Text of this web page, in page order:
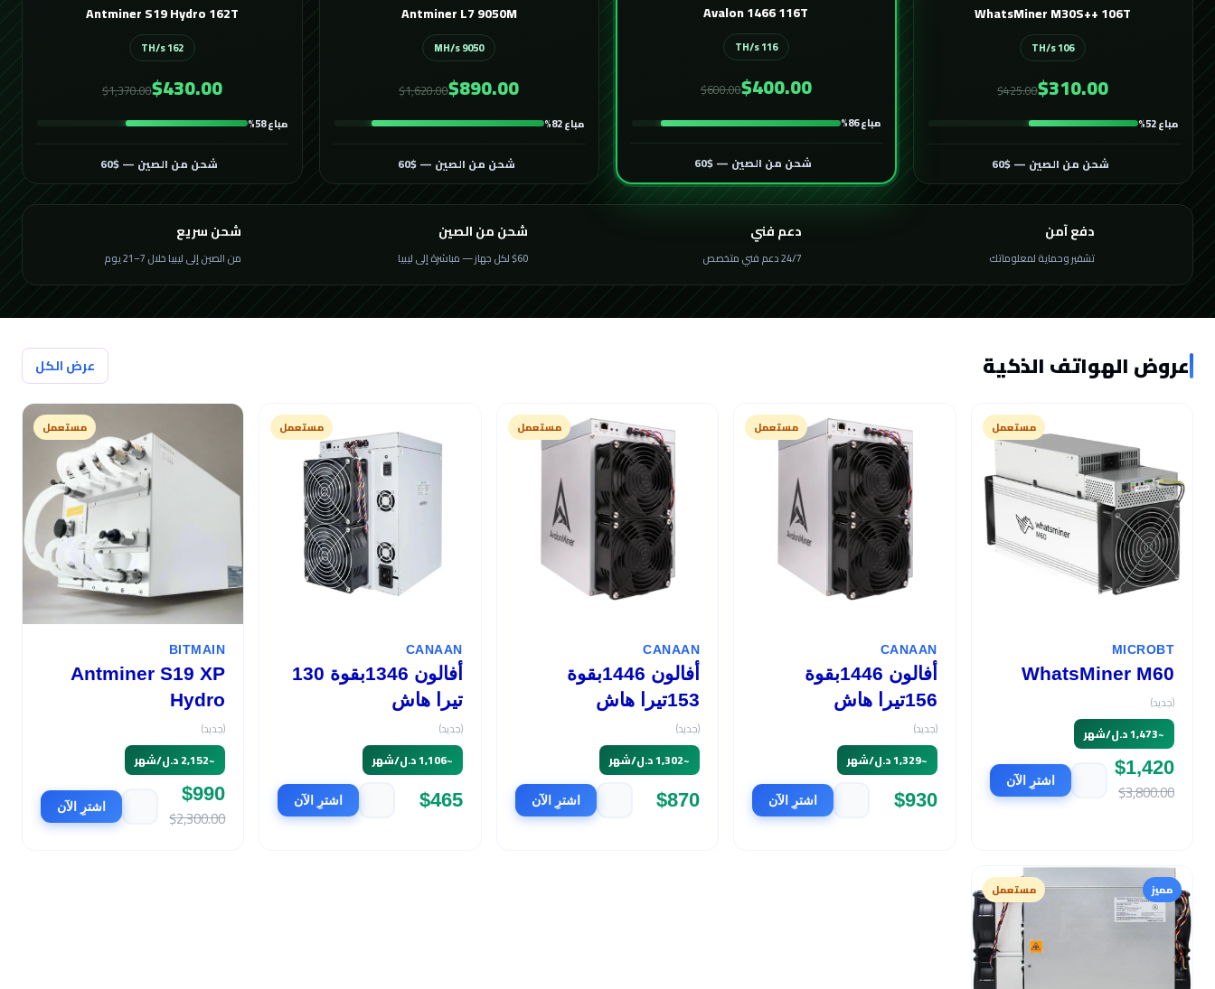
WhatsMiner M30S++ 106T
106 TH/s
$310.00
$425.00
مباع 52%
شحن من الصين — $60
Avalon 1466 116T
116 TH/s
$400.00
$600.00
مباع 86%
شحن من الصين — $60
Antminer L7 9050M
9050 MH/s
$890.00
$1,620.00
مباع 82%
شحن من الصين — $60
Antminer S19 Hydro 162T
162 TH/s
$430.00
$1,370.00
مباع 58%
شحن من الصين — $60
دفع آمن
تشفير وحماية لمعلوماتك
دعم فني
24/7 دعم فني متخصص
شحن من الصين
$60 لكل جهاز — مباشرة إلى ليبيا
شحن سريع
من الصين إلى ليبيا خلال 7–21 يوم
عروض الهواتف الذكية عرض الكل
مستعمل
MICROBT
WhatsMiner M60
(جديد)
~1,473 د.ل/شهر
$1,420
$3,800.00 اشترِ الآن
مستعمل
CANAAN
أفالون 1446بقوة
156تيرا هاش
(جديد)
~1,329 د.ل/شهر
$930 اشترِ الآن
مستعمل
CANAAN
أفالون 1446بقوة
153تيرا هاش
(جديد)
~1,302 د.ل/شهر
$870 اشترِ الآن
مستعمل
CANAAN
أفالون 1346بقوة 130
تيرا هاش
(جديد)
~1,106 د.ل/شهر
$465 اشترِ الآن
مستعمل
BITMAIN
Antminer S19 XP
Hydro
(جديد)
~2,152 د.ل/شهر
$990
$2,300.00 اشترِ الآن
مميز مستعمل